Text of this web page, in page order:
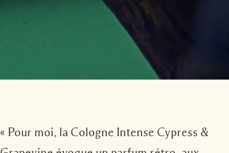
« Pour moi, la Cologne Intense Cypress &